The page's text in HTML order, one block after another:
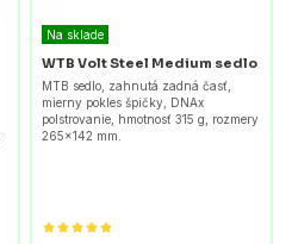
Na sklade
WTB Volt Steel Medium sedlo
MTB sedlo, zahnutá zadná časť,
mierny pokles špičky, DNAx
polstrovanie, hmotnosť 315 g, rozmery
265x142 mm.